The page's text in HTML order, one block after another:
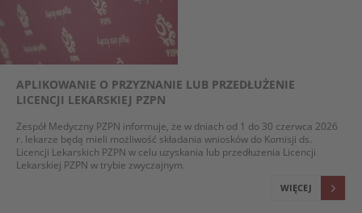
APLIKOWANIE O PRZYZNANIE LUB PRZEDŁUŻENIE
LICENCJI LEKARSKIEJ PZPN
Zespół Medyczny PZPN informuje, że w dniach od 1 do 30 czerwca 2026
r. lekarze będą mieli możliwość składania wniosków do Komisji ds.
Licencji Lekarskich PZPN w celu uzyskania lub przedłużenia Licencji
Lekarskiej PZPN w trybie zwyczajnym.
WIĘCEJ